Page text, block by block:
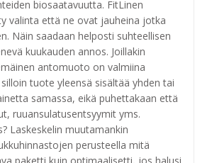
biosaatavuutta. FitLinen
valinta että ne ovat jauheina jotka
Näin saadaan helposti suhteellisen
kuukauden annos. Joillakin
antomuoto on valmiina
tuote yleensä sisältää yhden tai
samassa, eikä puhettakaan että
ruuansulatusentsyymit yms.
Laskeskelin muutamankin
perusteella mitä